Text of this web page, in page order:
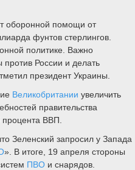
оборонной помощи от
фунтов стерлингов.
политике. Важно
России и делать
президент Украины.
Великобритании увеличить
правительства
ВВП.
Зеленский запросил у Запада
». В итоге, 19 апреля стороны
ПВО и снарядов.